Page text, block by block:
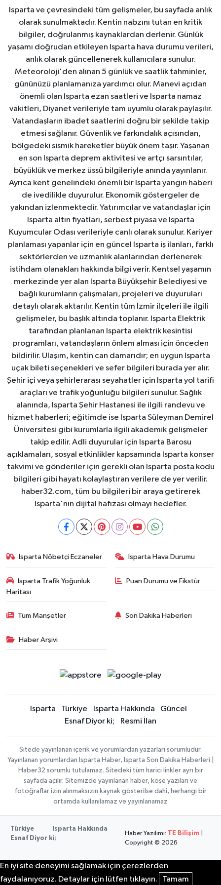
Isparta ve çevresindeki tüm gelişmeler, bu sayfada anlık
olarak sunulmaktadır. Kentin nabzını tutan en kritik
bilgiler, doğrulanmış kaynaklardan derlenir. Günlük
yaşamı doğrudan etkileyen Isparta hava durumu verileri,
anlık olarak güncellenerek kullanıcılara sunulur.
Meteoroloji'den alınan 5 günlük ve saatlik tahminler,
gününüzü planlamanıza yardımcı olur. Manevi açıdan
önemli olan Isparta ezan saatleri ve Isparta namaz
vakitleri, Diyanet verileriyle tam uyumlu olarak paylaşılır.
Vatandaşların ibadet saatlerini doğru bir şekilde takip
etmesi sağlanır. Güvenlik ve farkındalık açısından,
bölgedeki sismik hareketler büyük önem taşır. Yaşanan
en son Isparta deprem aktivitesi ve artçı sarsıntılar,
büyüklük ve merkez üssü bilgileriyle anında yayınlanır.
Ayrıca kent genelindeki önemli bir Isparta yangın haberi
de ivedilikle duyurulur. Ekonomik göstergeler de
yakından izlenmektedir. Yatırımcılar ve vatandaşlar için
Isparta altın fiyatları, serbest piyasa ve Isparta
Kuyumcular Odası verileriyle canlı olarak sunulur. Kariyer
planlaması yapanlar için en güncel Isparta iş ilanları, farklı
sektörlerden ve uzmanlık alanlarından derlenerek
istihdam olanakları hakkında bilgi verir. Kentsel yaşamın
merkezinde yer alan Isparta Büyükşehir Belediyesi ve
bağlı kurumların çalışmaları, projeleri ve duyuruları
detaylı olarak aktarılır. Kentin tüm İzmir ilçeleri ile ilgili
gelişmeler, bu başlık altında toplanır. Isparta Elektrik
tarafından planlanan Isparta elektrik kesintisi
programları, vatandaşların önlem alması için önceden
bildirilir. Ulaşım, kentin can damarıdır; en uygun Isparta
uçak bileti seçenekleri ve sefer bilgileri burada yer alır.
Şehir içi veya şehirlerarası seyahatler için Isparta yol tarifi
araçları ve trafik yoğunluğu bilgileri sunulur. Sağlık
alanında, Isparta Şehir Hastanesi ile ilgili randevu ve
hizmet haberleri; eğitimde ise Isparta Süleyman Demirel
Üniversitesi gibi kurumlarla ilgili akademik gelişmeler
takip edilir. Adli duyurular için Isparta Barosu
açıklamaları, sosyal etkinlikler kapsamında Isparta konser
takvimi ve gönderiler için gerekli olan Isparta posta kodu
bilgileri gibi hayatı kolaylaştıran verilere de yer verilir.
haber32.com, tüm bu bilgileri bir araya getirerek
Isparta'nın dijital hafızası olmayı hedefler.
Isparta Nöbetçi Eczaneler Isparta Hava Durumu
Isparta Trafik Yoğunluk
Haritası
Puan Durumu ve Fikstür
Tüm Manşetler Son Dakika Haberleri
Haber Arşivi
Isparta Türkiye Isparta Hakkında
Güncel
Esnaf Diyor ki;
Resmi İlan
Sitede yayınlanan içerik ve yorumlardan yazarları sorumludur.
Yayınlanan yorumlardan Isparta Haber, Isparta Son Dakika Haberleri |
Haber32 sorumlu tutulamaz. Sitedeki tüm harici linkler ayrı bir
sayfada açılır. Sitemizde yayınlanan haber, köşe yazıları ve
fotoğraflar izin alınmaksızın kaynak gösterilse dahi, herhangi bir
ortamda kullanılamaz ve yayınlanamaz
Türkiye
Isparta Hakkında
Esnaf Diyor ki;
Haber Yazılımı: TE Bilişim
Copyright © 2026
En iyi site deneyimi sağlamak için çerezlerden
faydalanıyoruz. Detaylar için lütfen tıklayın.
Tamam